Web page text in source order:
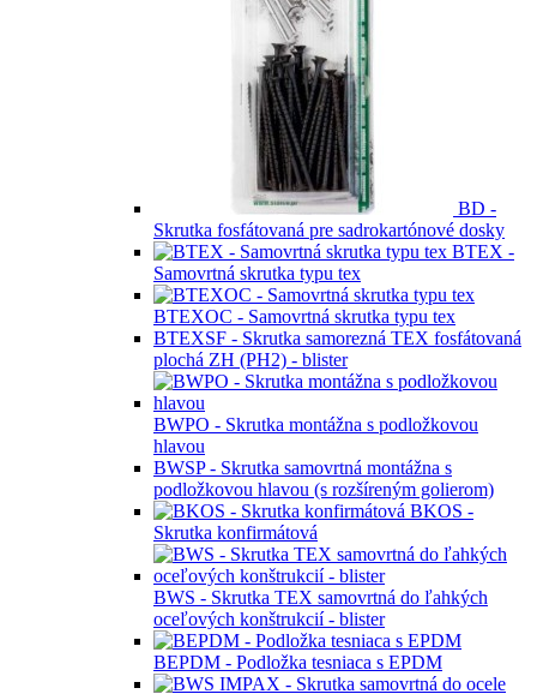
BD -
Skrutka fosfátovaná pre sadrokartónové dosky
BTEX -
Samovrtná skrutka typu tex
BTEXOC - Samovrtná skrutka typu tex
BTEXSF - Skrutka samorezná TEX fosfátovaná
plochá ZH (PH2) - blister
BWPO - Skrutka montážna s podložkovou
hlavou
BWSP - Skrutka samovrtná montážna s
podložkovou hlavou (s rozšíreným golierom)
BKOS -
Skrutka konfirmátová
BWS - Skrutka TEX samovrtná do ľahkých
oceľových konštrukcií - blister
BEPDM - Podložka tesniaca s EPDM